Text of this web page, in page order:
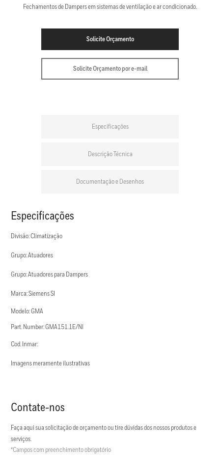
Fechamentos de Dampers em sistemas de ventilação e ar condicionado.
Solicite Orçamento
Solicite Orçamento por e-mail
Especificações
Descrição Técnica
Documentação e Desenhos
Especificações
Divisão: Climatização
Grupo: Atuadores
Grupo: Atuadores para Dampers
Marca: Siemens SI
Modelo: GMA
Part. Number: GMA151.1E/NI
Cod. Inmar:
Imagens meramente ilustrativas
Contate-nos
Faça aqui sua solicitação de orçamento ou tire dúvidas dos nossos produtos e
serviços.
*Campos com preenchimento obrigatório